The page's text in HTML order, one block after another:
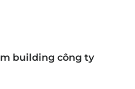
building công ty